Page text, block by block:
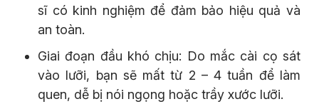
sĩ có kinh nghiệm để đảm bảo hiệu quả và
an toàn.
Giai đoạn đầu khó chịu: Do mắc cài cọ sát
vào lưỡi, bạn sẽ mất từ 2 – 4 tuần để làm
quen, dễ bị nói ngọng hoặc trầy xước lưỡi.